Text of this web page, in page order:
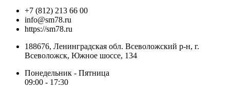
+7 (812) 213 66 00
info@sm78.ru
https://sm78.ru
188676, Ленинградская обл. Всеволожский р-н, г.
Всеволожск, Южное шоссе, 134
Понедельник - Пятница
09:00 - 17:30